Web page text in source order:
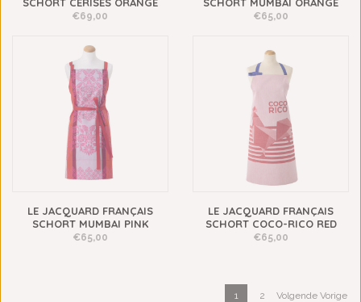
€69,00 €65,00
LE JACQUARD FRANÇAIS
SCHORT MUMBAI PINK
€65,00
LE JACQUARD FRANÇAIS
SCHORT COCO-RICO RED
€65,00
1 2 Volgende Vorige